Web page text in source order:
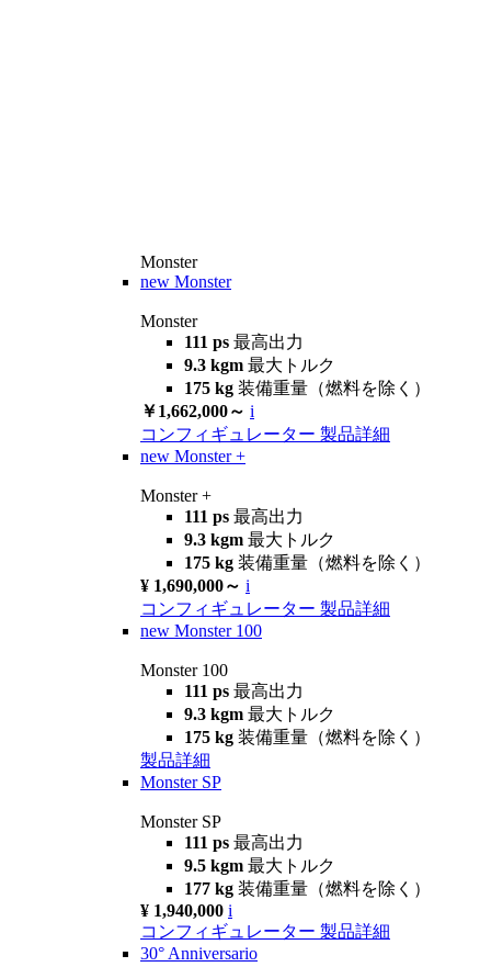
Monster
new Monster
Monster
111 ps 最高出力
9.3 kgm 最大トルク
175 kg 装備重量（燃料を除く）
￥1,662,000～ i
コンフィギュレーター 製品詳細
new Monster +
Monster +
111 ps 最高出力
9.3 kgm 最大トルク
175 kg 装備重量（燃料を除く）
¥ 1,690,000～ i
コンフィギュレーター 製品詳細
new Monster 100
Monster 100
111 ps 最高出力
9.3 kgm 最大トルク
175 kg 装備重量（燃料を除く）
製品詳細
Monster SP
Monster SP
111 ps 最高出力
9.5 kgm 最大トルク
177 kg 装備重量（燃料を除く）
¥ 1,940,000 i
コンフィギュレーター 製品詳細
30° Anniversario